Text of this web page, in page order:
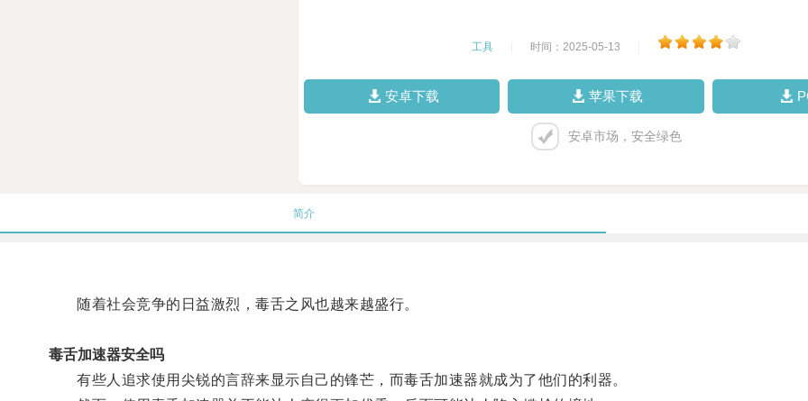
工具 时间：2025-05-13
安卓下载 苹果下载
安卓市场，安全绿色
简介
随着社会竞争的日益激烈，毒舌之风也越来越盛行。
毒舌加速器安全吗
有些人追求使用尖锐的言辞来显示自己的锋芒，而毒舌加速器就成为了他们的利器。